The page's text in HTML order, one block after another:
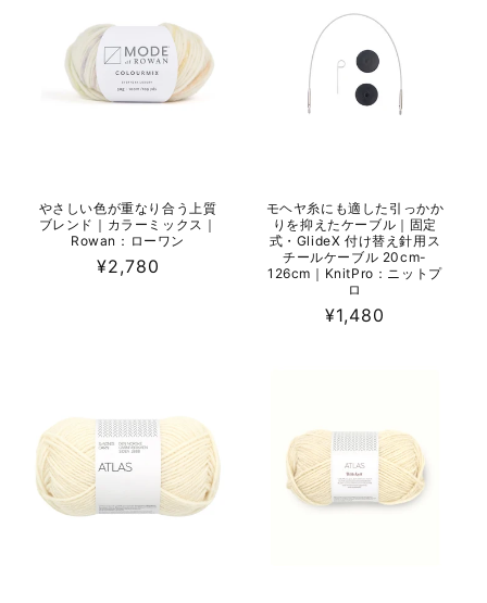
やさしい色が重なり合う上質
ブレンド｜カラーミックス｜
Rowan：ローワン
通
¥2,780
モヘヤ糸にも適した引っかか
りを抑えたケーブル｜固定
式・GlideX 付け替え針用ス
チールケーブル 20cm-
126cm｜KnitPro：ニットプ
ロ
通
¥1,480